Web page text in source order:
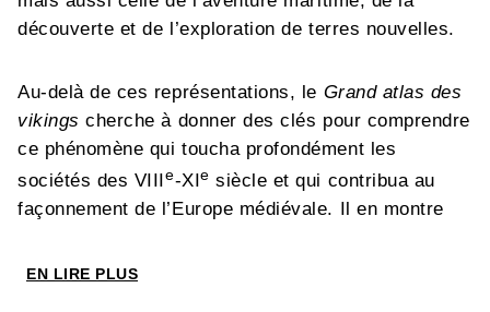
découverte et de l’exploration de terres nouvelles.
Au-delà de ces représentations, le Grand atlas des
vikings cherche à donner des clés pour comprendre
ce phénomène qui toucha profondément les
sociétés des VIIIe-XIe siècle et qui contribua au
façonnement de l’Europe médiévale. Il en montre
évolutions internes aux sociétés
EN LIRE PLUS